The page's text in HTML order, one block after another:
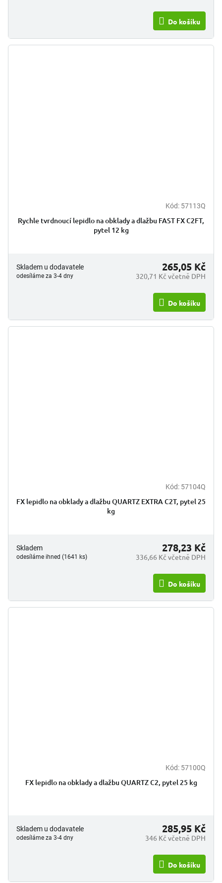
Do košíku
Kód: 57113Q
Rychle tvrdnoucí lepidlo na obklady a dlažbu FAST FX C2FT,
pytel 12 kg
Skladem u dodavatele
odesíláme za 3-4 dny 320,71 Kč včetně DPH
265,05 Kč
Do košíku
Kód: 57104Q
FX lepidlo na obklady a dlažbu QUARTZ EXTRA C2T, pytel 25
kg
Skladem
odesíláme ihned (1641 ks) 336,66 Kč včetně DPH
278,23 Kč
Do košíku
Kód: 57100Q
FX lepidlo na obklady a dlažbu QUARTZ C2, pytel 25 kg
Skladem u dodavatele
odesíláme za 3-4 dny 346 Kč včetně DPH
285,95 Kč
Do košíku